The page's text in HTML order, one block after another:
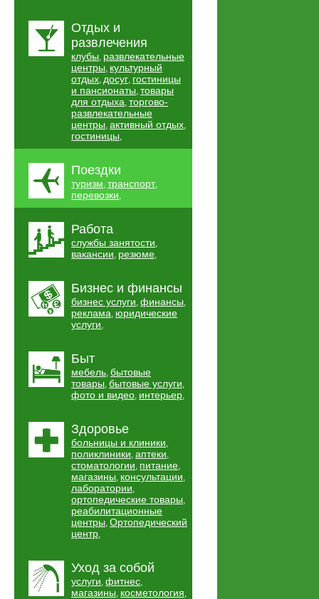
Отдых и
развлечения
клубы, развлекательные
центры, культурный
отдых, досуг, гостиницы
и пансионаты, товары
для отдыха, торгово-
развлекательные
центры, активный отдых,
гостиницы,
Поездки
туризм, транспорт,
перевозки,
Работа
службы занятости,
вакансии, резюме,
Бизнес и финансы
бизнес услуги, финансы,
реклама, юридические
услуги,
Быт
мебель, бытовые
товары, бытовые услуги,
фото и видео, интерьер,
Здоровье
больницы и клиники,
поликлиники, аптеки,
стоматологии, питание,
магазины, консультации,
лаборатории,
ортопедические товары,
реабилитационные
центры, Ортопедический
центр,
Уход за собой
услуги, фитнес,
магазины, косметология,